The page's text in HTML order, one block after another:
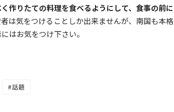
く作りたての料理を食べるようにして、食事の前に
は気をつけることしか出来ませんが、南国も本格
はお気をつけ下さい。
話題